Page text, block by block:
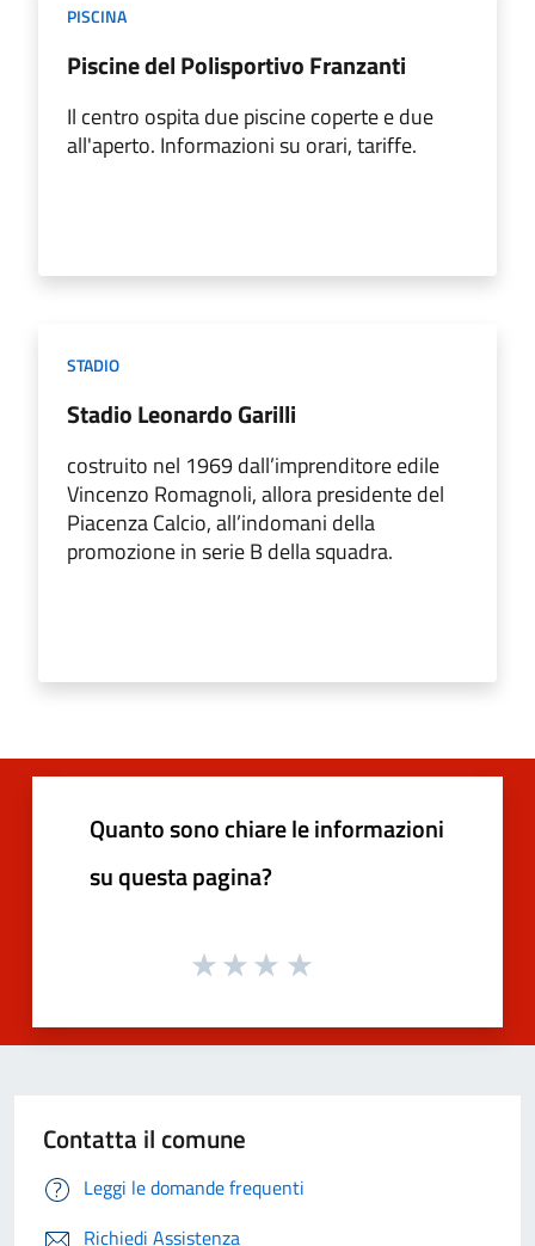
PISCINA
Piscine del Polisportivo Franzanti
Il centro ospita due piscine coperte e due
all'aperto. Informazioni su orari, tariffe.
STADIO
Stadio Leonardo Garilli
costruito nel 1969 dall’imprenditore edile
Vincenzo Romagnoli, allora presidente del
Piacenza Calcio, all’indomani della
promozione in serie B della squadra.
Quanto sono chiare le informazioni
su questa pagina?
Contatta il comune
Leggi le domande frequenti
Richiedi Assistenza